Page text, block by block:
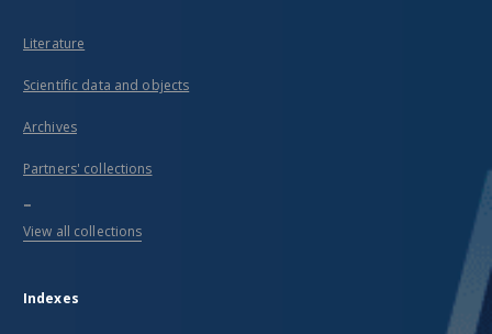
Literature
Scientific data and objects
Archives
Partners' collections
...
View all collections
Indexes